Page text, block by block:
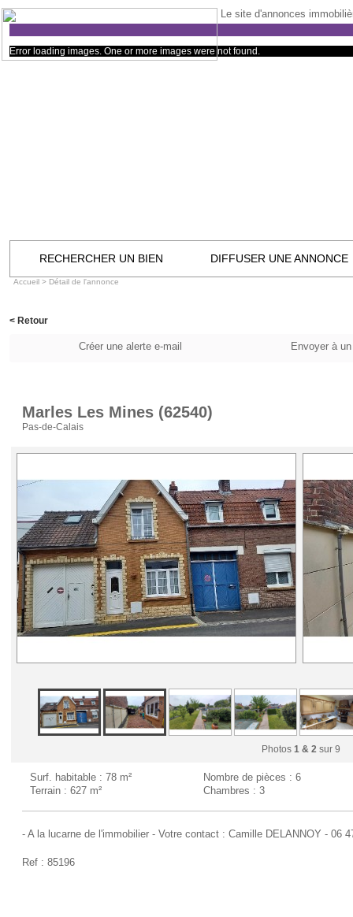
Le site d'annonces
Error loading images. One or more images were not found.
RECHERCHER UN BIEN DIFFUSER UNE ANNONCE
Accueil > Détail de l'annonce
< Retour
Créer une alerte e-mail Envoyer à
Marles Les Mines (62540)
Pas-de-Calais
Photos 1 & 2 sur 9
Surf. habitable : 78 m²
Terrain : 627 m²
Nombre de pièces : 6
Chambres : 3
- A la lucarne de l'immobilier - Votre contact : Camille DELANNOY - 06
Ref : 85196